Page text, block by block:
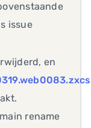
issue
en
rename